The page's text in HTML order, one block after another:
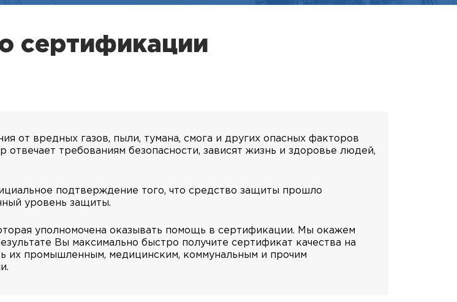
сертификации
от вредных газов, пыли, тумана, смога и других опасных факторов
требованиям безопасности, зависят жизнь и здоровье людей,
подтверждение того, что средство защиты прошло
уровень защиты.
уполномочена оказывать помощь в сертификации. Мы окажем
Вы максимально быстро получите сертификат качества на
их промышленным, медицинским, коммунальным и прочим